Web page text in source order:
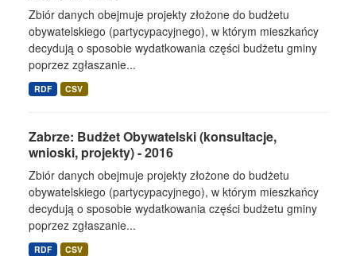
Zbiór danych obejmuje projekty złożone do budżetu
obywatelskiego (partycypacyjnego), w którym mieszkańcy
decydują o sposobie wydatkowania części budżetu gminy
poprzez zgłaszanie...
RDF CSV
Zabrze: Budżet Obywatelski (konsultacje,
wnioski, projekty) - 2016
Zbiór danych obejmuje projekty złożone do budżetu
obywatelskiego (partycypacyjnego), w którym mieszkańcy
decydują o sposobie wydatkowania części budżetu gminy
poprzez zgłaszanie...
RDF CSV